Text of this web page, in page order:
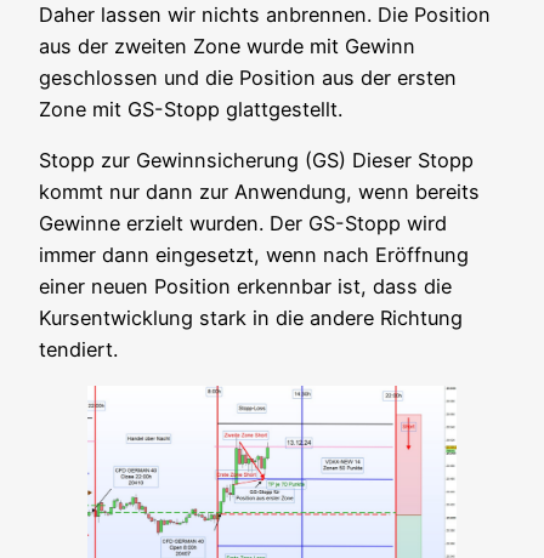
Daher las­sen wir nichts anbren­nen. Die Posi­ti­on
aus der zwei­ten Zone wur­de mit Gewinn
geschlos­sen und die Posi­ti­on aus der ers­ten
Zone mit GS-Stopp glattgestellt.
Stopp zur Gewinn­si­che­rung (GS) Die­ser Stopp
kommt nur dann zur Anwen­dung, wenn bereits
Gewin­ne erzielt wur­den. Der GS-Stopp wird
immer dann ein­ge­setzt, wenn nach Eröff­nung
einer neu­en Posi­ti­on erkenn­bar ist, dass die
Kurs­ent­wick­lung stark in die ande­re Rich­tung
tendiert.